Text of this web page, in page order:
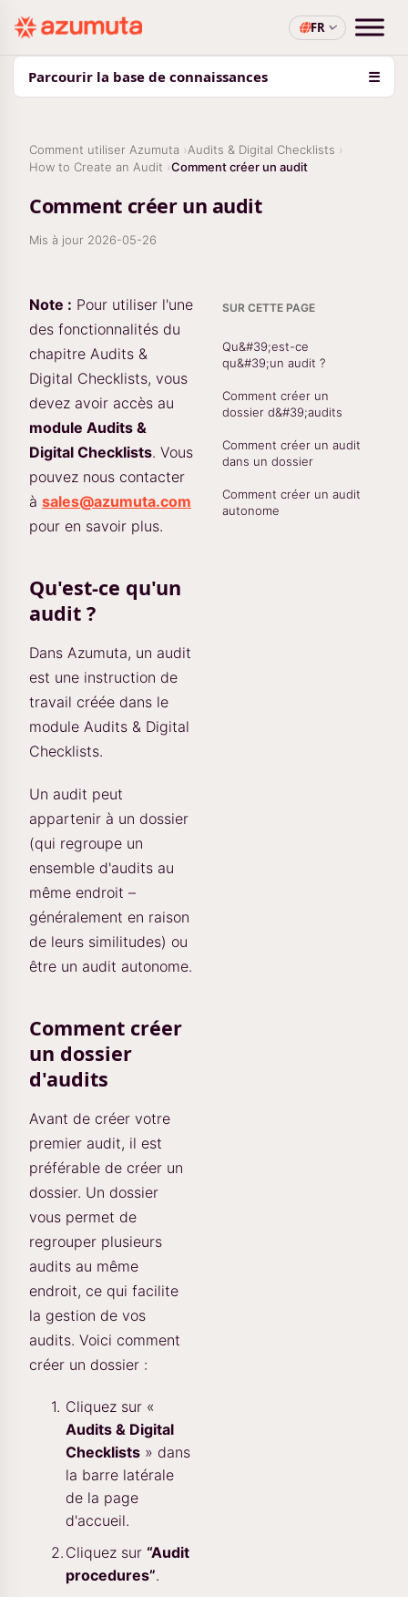
FR
Parcourir la base de connaissances ☰
Comment utiliser Azumuta
Audits & Digital Checklists
How to Create an Audit
Comment créer un audit
Comment créer un audit
Mis à jour 2026-05-26
Note : Pour utiliser l'une
des fonctionnalités du
chapitre Audits &
Digital Checklists, vous
devez avoir accès au
module Audits &
Digital Checklists. Vous
pouvez nous contacter
à sales@azumuta.com
pour en savoir plus.
Qu'est-ce qu'un
audit ?
Dans Azumuta, un audit
est une instruction de
travail créée dans le
module Audits & Digital
Checklists.
Un audit peut
appartenir à un dossier
(qui regroupe un
ensemble d'audits au
même endroit –
généralement en raison
de leurs similitudes) ou
être un audit autonome.
Comment créer
un dossier
d'audits
Avant de créer votre
premier audit, il est
préférable de créer un
dossier. Un dossier
vous permet de
regrouper plusieurs
audits au même
endroit, ce qui facilite
la gestion de vos
audits. Voici comment
créer un dossier :
Cliquez sur «
Audits & Digital
Checklists » dans
la barre latérale
de la page
d'accueil.
Cliquez sur “Audit
procedures”.
SUR CETTE PAGE
Qu&#39;est-ce
qu&#39;un audit ?
Comment créer un
dossier d&#39;audits
Comment créer un audit
dans un dossier
Comment créer un audit
autonome